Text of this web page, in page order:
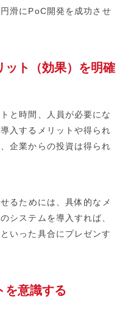
滑にPoC開発を成功させ
ット（効果）を明確
と時間、人員が必要にな
入するメリットや得られ
企業からの投資は得られ
るためには、具体的なメ
システムを導入すれば、
いった具合にプレゼンす
を意識する